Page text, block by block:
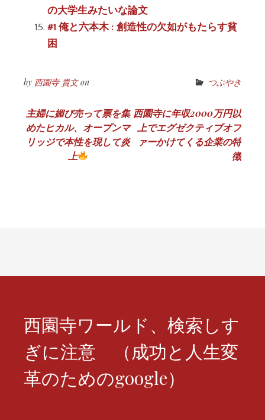
の大学生みたいな論文
#1 俺と六本木 : 創造性の欠如がもたらす貧
困
by 西園寺 貴文on つぶやき
投
稿
主婦に媚び売って票を集
めたヒカル、オープンマ
リッジで本性を現して炎
上
西園寺に年収2000万円以
上でエグゼクティブオフ
ァーかけてくる企業の特
徴
西園寺ワールド、検索しす
ぎに注意 （成功と人生変
革のためのgoogle）